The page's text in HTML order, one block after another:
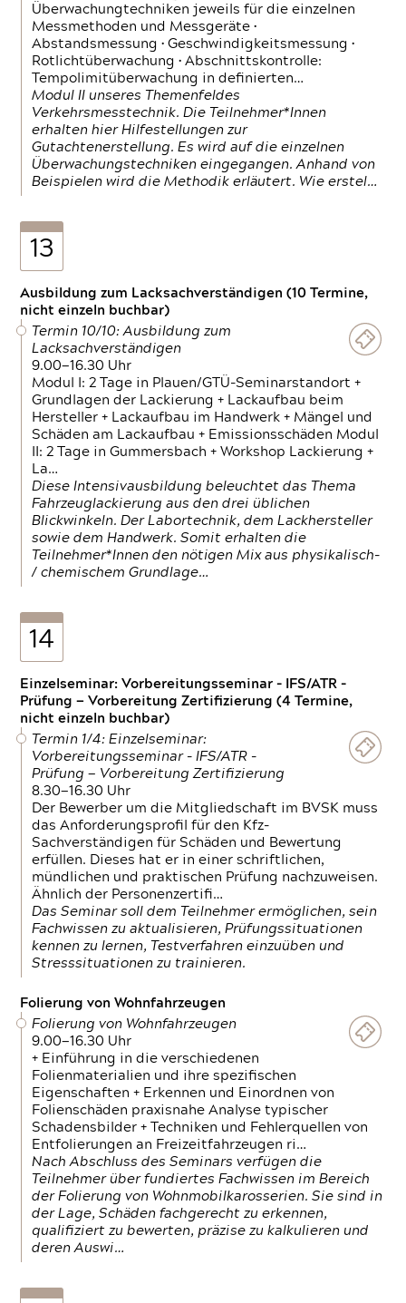
Überwachungtechniken jeweils für die einzelnen
Messmethoden und Messgeräte •
Abstandsmessung • Geschwindigkeitsmessung •
Rotlichtüberwachung • Abschnittskontrolle:
Tempolimitüberwachung in definierten…
Modul II unseres Themenfeldes
Verkehrsmesstechnik. Die Teilnehmer*Innen
erhalten hier Hilfestellungen zur
Gutachtenerstellung. Es wird auf die einzelnen
Überwachungstechniken eingegangen. Anhand von
Beispielen wird die Methodik erläutert. Wie erstel…
13
Ausbildung zum Lacksachverständigen (10 Termine,
nicht einzeln buchbar)
Termin 10/10: Ausbildung zum
Lacksachverständigen
9.00—16.30 Uhr
Modul I: 2 Tage in Plauen/GTÜ-Seminarstandort +
Grundlagen der Lackierung + Lackaufbau beim
Hersteller + Lackaufbau im Handwerk + Mängel und
Schäden am Lackaufbau + Emissionsschäden Modul
II: 2 Tage in Gummersbach + Workshop Lackierung +
La…
Diese Intensivausbildung beleuchtet das Thema
Fahrzeuglackierung aus den drei üblichen
Blickwinkeln. Der Labortechnik, dem Lackhersteller
sowie dem Handwerk. Somit erhalten die
Teilnehmer*Innen den nötigen Mix aus physikalisch-
/ chemischem Grundlage…
14
Einzelseminar: Vorbereitungsseminar - IFS/ATR -
Prüfung — Vorbereitung Zertifizierung (4 Termine,
nicht einzeln buchbar)
Termin 1/4: Einzelseminar:
Vorbereitungsseminar - IFS/ATR -
Prüfung — Vorbereitung Zertifizierung
8.30—16.30 Uhr
Der Bewerber um die Mitgliedschaft im BVSK muss
das Anforderungsprofil für den Kfz-
Sachverständigen für Schäden und Bewertung
erfüllen. Dieses hat er in einer schriftlichen,
mündlichen und praktischen Prüfung nachzuweisen.
Ähnlich der Personenzertifi…
Das Seminar soll dem Teilnehmer ermöglichen, sein
Fachwissen zu aktualisieren, Prüfungssituationen
kennen zu lernen, Testverfahren einzuüben und
Stresssituationen zu trainieren.
Folierung von Wohnfahrzeugen
Folierung von Wohnfahrzeugen
9.00—16.30 Uhr
+ Einführung in die verschiedenen
Folienmaterialien und ihre spezifischen
Eigenschaften + Erkennen und Einordnen von
Folienschäden praxisnahe Analyse typischer
Schadensbilder + Techniken und Fehlerquellen von
Entfolierungen an Freizeitfahrzeugen ri…
Nach Abschluss des Seminars verfügen die
Teilnehmer über fundiertes Fachwissen im Bereich
der Folierung von Wohnmobilkarosserien. Sie sind in
der Lage, Schäden fachgerecht zu erkennen,
qualifiziert zu bewerten, präzise zu kalkulieren und
deren Auswi…